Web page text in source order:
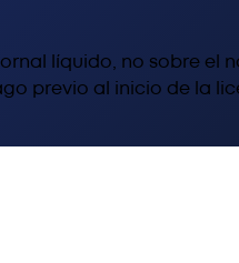
líquido, no sobre el
previo al inicio de la